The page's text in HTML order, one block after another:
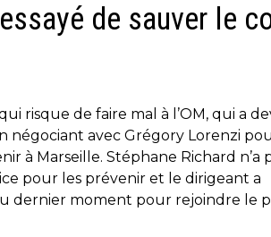
de sauver le
risque de faire mal à l’OM, qui a
négociant avec Grégory Lorenzi
à Marseille. Stéphane Richard n’a
pour les prévenir et le dirigeant a
dernier moment pour rejoindre le